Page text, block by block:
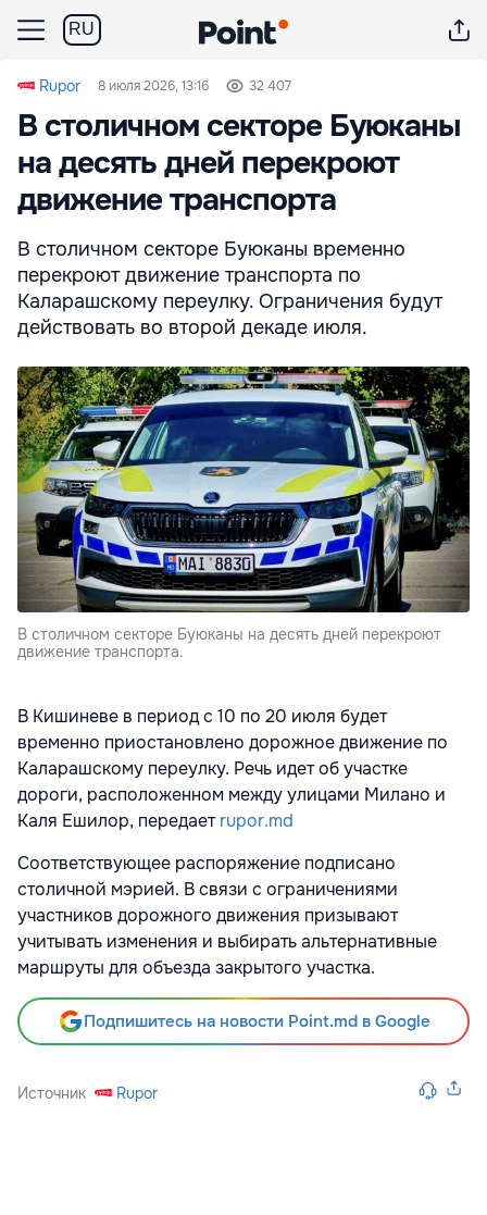
RU
Rupor 8 июля 2026, 13:16 32 407
В столичном секторе Буюканы
на десять дней перекроют
движение транспорта
В столичном секторе Буюканы временно
перекроют движение транспорта по
Каларашскому переулку. Ограничения будут
действовать во второй декаде июля.
В столичном секторе Буюканы на десять дней перекроют
движение транспорта.
В Кишиневе в период с 10 по 20 июля будет
временно приостановлено дорожное движение по
Каларашскому переулку. Речь идет об участке
дороги, расположенном между улицами Милано и
Каля Ешилор, передаетrupor.md
Соответствующее распоряжение подписано
столичной мэрией. В связи с ограничениями
участников дорожного движения призывают
учитывать изменения и выбирать альтернативные
маршруты для объезда закрытого участка.
Подпишитесь на новости Point.md в Google
Источник Rupor